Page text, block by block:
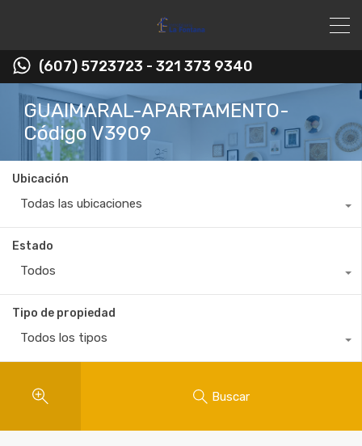
(607) 5723723 - 321 373 9340
GUAIMARAL-APARTAMENTO-
Código V3909
Ubicación
Todas las ubicaciones
Estado
Todos
Tipo de propiedad
Todos los tipos
Buscar